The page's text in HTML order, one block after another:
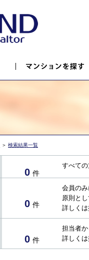
＞ 検索結果一覧
0 件
すべての
0 件
会員のみ
原則と
詳しくは
0 件
担当者
詳しくは